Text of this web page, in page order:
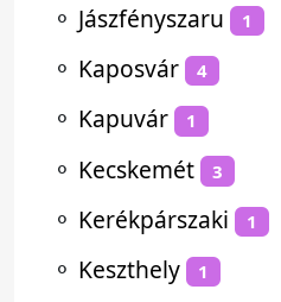
⚬ Jászfényszaru 1
⚬ Kaposvár 4
⚬ Kapuvár 1
⚬ Kecskemét 3
⚬ Kerékpárszaki 1
⚬ Keszthely 1